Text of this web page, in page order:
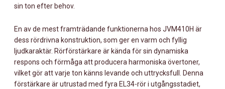
sin ton efter behov.
En av de mest framträdande funktionerna hos JVM410H är
dess rördrivna konstruktion, som ger en varm och fyllig
ljudkaraktär. Rörförstärkare är kända för sin dynamiska
respons och förmåga att producera harmoniska övertoner,
vilket gör att varje ton känns levande och uttrycksfull. Denna
förstärkare är utrustad med fyra EL34-rör i utgångsstadiet,